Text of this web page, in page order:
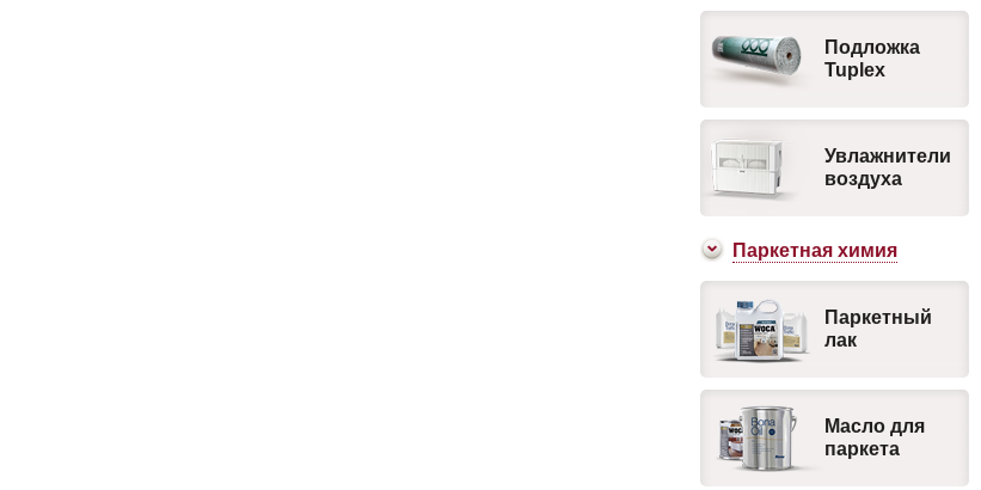
Подложка
Tuplex
Увлажнители
воздуха
Паркетная химия
Паркетный
лак
Масло для
паркета